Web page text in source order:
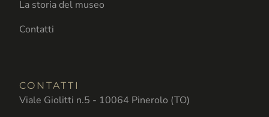
La storia del museo
Contatti
CONTATTI
Viale Giolitti n.5 - 10064 Pinerolo (TO)